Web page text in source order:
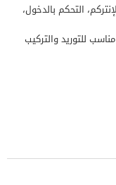
التحكم بالدخول،
للتوريد والتركيب